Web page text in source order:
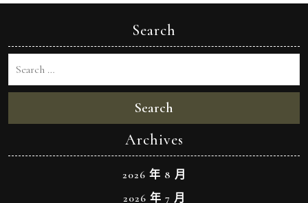
Search
Search
Archives
2026 年 8 月
2026 年 7 月